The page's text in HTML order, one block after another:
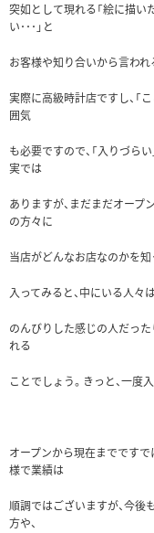
突如として現れる「絵に描い
い･･･」と
お客様や知り合いから言われ
実際に高級時計店ですし、「
囲気
も必要ですので、「入りづら
実では
ありますが、まだまだオープ
の方々に
当店がどんなお店なのかを
入ってみると、中にいる人々
のんびりした感じの人だった
れる
ことでしょう。きっと、一度
オープンから現在までです
様で業績は
順調ではございますが、今後
方や、